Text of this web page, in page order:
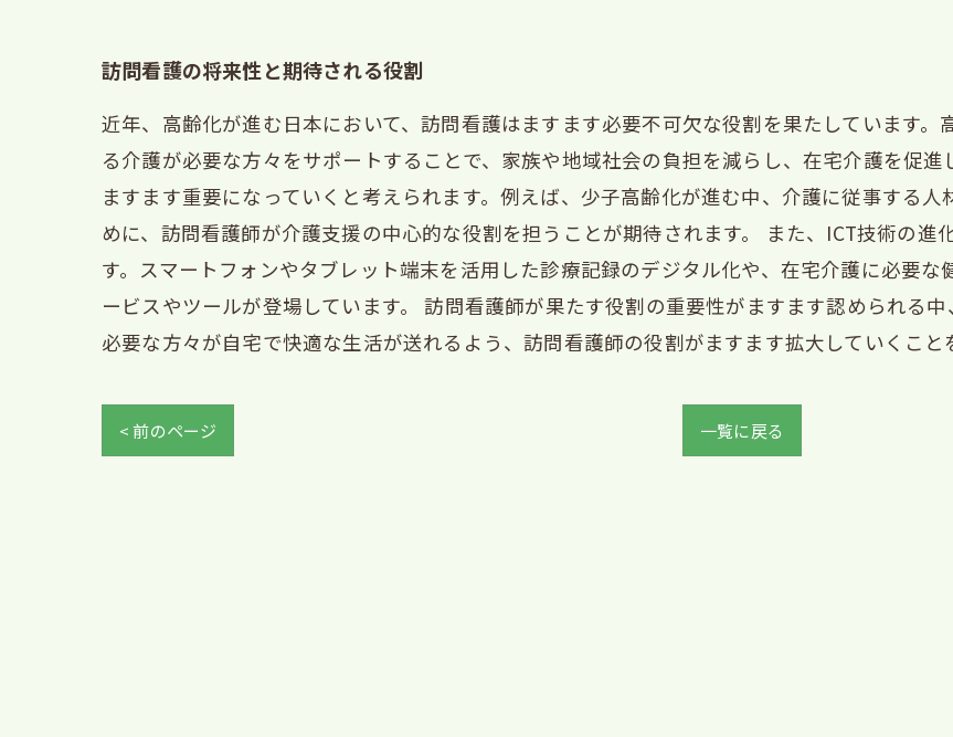
訪問看護の将来性と期待される役割
近年、高齢化が進む日本において、訪問看護はますます必要不可欠な役割を果たしています
る介護が必要な方々をサポートすることで、家族や地域社会の負担を減らし、在宅介護を促
ますます重要になっていくと考えられます。例えば、少子高齢化が進む中、介護に従事する
めに、訪問看護師が介護支援の中心的な役割を担うことが期待されます。 また、ICT技術の進
す。スマートフォンやタブレット端末を活用した診療記録のデジタル化や、在宅介護に必要
ービスやツールが登場しています。 訪問看護師が果たす役割の重要性がますます認められる
必要な方々が自宅で快適な生活が送れるよう、訪問看護師の役割がますます拡大していくこと
< 前のページ 一覧に戻る